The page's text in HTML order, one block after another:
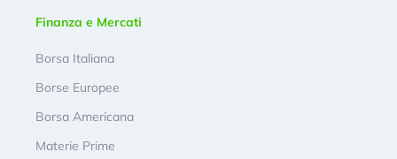
Finanza e Mercati
Borsa Italiana
Borse Europee
Borsa Americana
Materie Prime